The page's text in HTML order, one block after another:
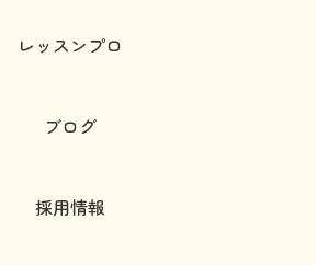
レッスンプロ
ブログ
採用情報